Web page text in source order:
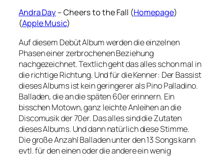
Andra Day– Cheers to the Fall (Homepage)
(Apple Music)
Auf diesem Debüt Album werden die einzelnen
Phasen einer zerbrochenen Beziehung
nachgezeichnet. Textlich geht das alles schon mal in
die richtige Richtung. Und für die Kenner: Der Bassist
dieses Albums ist kein geringerer als Pino Palladino.
Balladen, die an die späten 60er erinnern. Ein
bisschen Motown, ganz leichte Anleihen an die
Discomusik der 70er. Das alles sind die Zutaten
dieses Albums. Und dann natürlich diese Stimme.
Die große Anzahl Balladen unter den 13 Songs kann
evtl. für den einen oder die andere ein wenig